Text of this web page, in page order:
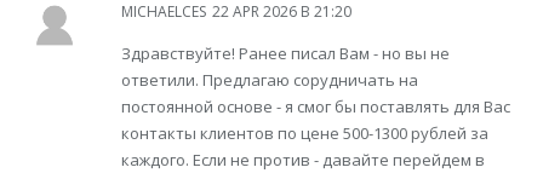
MICHAELCES 22 APR 2026 В 21:20
Здравствуйте! Ранее писал Вам - но вы не
ответили. Предлагаю сорудничать на
постоянной основе - я смог бы поставлять для Вас
контакты клиентов по цене 500-1300 рублей за
каждого. Если не против - давайте перейдем в